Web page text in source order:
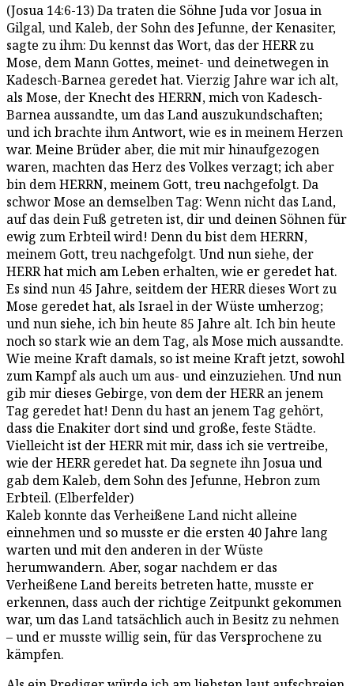
(Josua 14:6-13) Da traten die Söhne Juda vor Josua in
Gilgal, und Kaleb, der Sohn des Jefunne, der Kenasiter,
sagte zu ihm: Du kennst das Wort, das der HERR zu
Mose, dem Mann Gottes, meinet- und deinetwegen in
Kadesch-Barnea geredet hat. Vierzig Jahre war ich alt,
als Mose, der Knecht des HERRN, mich von Kadesch-
Barnea aussandte, um das Land auszukundschaften;
und ich brachte ihm Antwort, wie es in meinem Herzen
war. Meine Brüder aber, die mit mir hinaufgezogen
waren, machten das Herz des Volkes verzagt; ich aber
bin dem HERRN, meinem Gott, treu nachgefolgt. Da
schwor Mose an demselben Tag: Wenn nicht das Land,
auf das dein Fuß getreten ist, dir und deinen Söhnen für
ewig zum Erbteil wird! Denn du bist dem HERRN,
meinem Gott, treu nachgefolgt. Und nun siehe, der
HERR hat mich am Leben erhalten, wie er geredet hat.
Es sind nun 45 Jahre, seitdem der HERR dieses Wort zu
Mose geredet hat, als Israel in der Wüste umherzog;
und nun siehe, ich bin heute 85 Jahre alt. Ich bin heute
noch so stark wie an dem Tag, als Mose mich aussandte.
Wie meine Kraft damals, so ist meine Kraft jetzt, sowohl
zum Kampf als auch um aus- und einzuziehen. Und nun
gib mir dieses Gebirge, von dem der HERR an jenem
Tag geredet hat! Denn du hast an jenem Tag gehört,
dass die Enakiter dort sind und große, feste Städte.
Vielleicht ist der HERR mit mir, dass ich sie vertreibe,
wie der HERR geredet hat. Da segnete ihn Josua und
gab dem Kaleb, dem Sohn des Jefunne, Hebron zum
Erbteil. (Elberfelder)
Kaleb konnte das Verheißene Land nicht alleine
einnehmen und so musste er die ersten 40 Jahre lang
warten und mit den anderen in der Wüste
herumwandern. Aber, sogar nachdem er das
Verheißene Land bereits betreten hatte, musste er
erkennen, dass auch der richtige Zeitpunkt gekommen
war, um das Land tatsächlich auch in Besitz zu nehmen
– und er musste willig sein, für das Versprochene zu
kämpfen.